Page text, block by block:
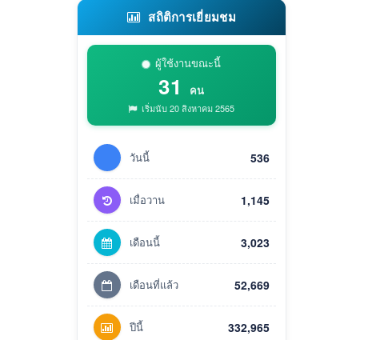
สถิติการเยี่ยมชม
ผู้ใช้งานขณะนี้
31 คน
เริ่มนับ 20 สิงหาคม 2565
วันนี้ 536
เมื่อวาน 1,145
เดือนนี้ 3,023
เดือนที่แล้ว 52,669
ปีนี้ 332,965